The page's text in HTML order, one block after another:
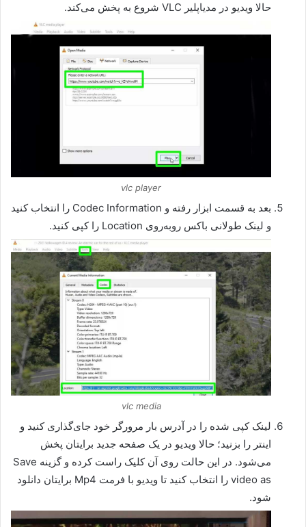
حالا ویدیو در مدیاپلیر VLC شروع به پخش می‌کند.
vlc player
بعد به قسمت ابزار رفته و Codec Information را انتخاب کنید
و لینک طولانی باکس روبه‌روی Location را کپی کنید.
vlc media
لینک کپی شده را در آدرس بار مرورگر خود جای‌گذاری کنید و
اینتر را بزنید؛ حالا ویدیو در یک صفحه جدید برایتان پخش
می‌شود. در این حالت روی آن کلیک راست کرده و گزینه Save
video as را انتخاب کنید تا ویدیو با فرمت Mp4 برایتان دانلود
شود.